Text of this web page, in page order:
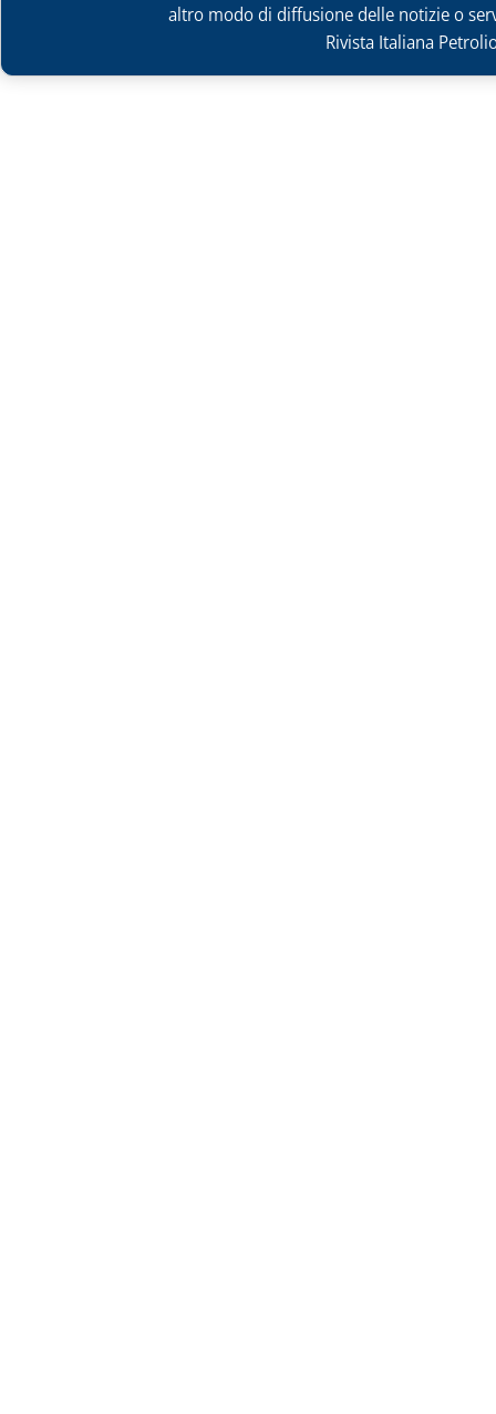
altro modo di diffusione delle notizie o
Rivista Italiana